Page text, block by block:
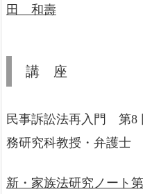
田 和壽
講 座
民事訴訟法再入門 第8
務研究科教授・弁護
新・家族法研究ノー